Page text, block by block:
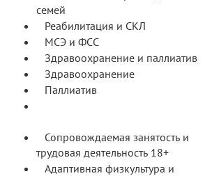
семей
Реабилитация и СКЛ
МСЭ и ФСС
Здравоохранение и паллиатив
Здравоохранение
Паллиатив
Сопровождаемая занятость и
трудовая деятельность 18+
Адаптивная физкультура и